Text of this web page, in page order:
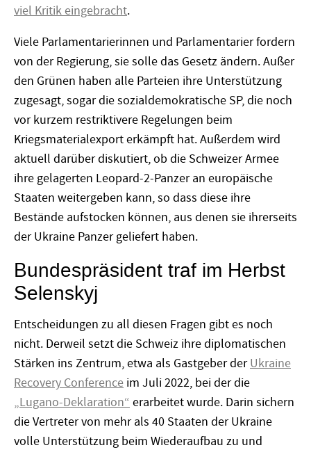
viel Kritik eingebracht.
Viele Parlamentarierinnen und Parlamentarier fordern
von der Regierung, sie solle das Gesetz ändern. Außer
den Grünen haben alle Parteien ihre Unterstützung
zugesagt, sogar die sozialdemokratische SP, die noch
vor kurzem restriktivere Regelungen beim
Kriegsmaterialexport erkämpft hat. Außerdem wird
aktuell darüber diskutiert, ob die Schweizer Armee
ihre gelagerten Leopard-2-Panzer an europäische
Staaten weitergeben kann, so dass diese ihre
Bestände aufstocken können, aus denen sie ihrerseits
der Ukraine Panzer geliefert haben.
Bundespräsident traf im Herbst
Selenskyj
Entscheidungen zu all diesen Fragen gibt es noch
nicht. Derweil setzt die Schweiz ihre diplomatischen
Stärken ins Zentrum, etwa als Gastgeber derUkraine
Recovery Conference im Juli 2022, bei der die
„Lugano-Deklaration“ erarbeitet wurde. Darin sichern
die Vertreter von mehr als 40 Staaten der Ukraine
volle Unterstützung beim Wiederaufbau zu und